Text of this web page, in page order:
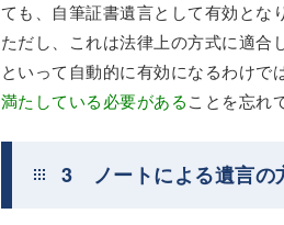
ても、自筆証書遺言として有効とな
ただし、これは法律上の方式に適合
といって自動的に有効になるわけで
満たしている必要があることを忘れ
3 ノートによる遺言の